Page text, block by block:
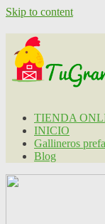
Skip to content
TIENDA
INICIO
Gallineros
Blog